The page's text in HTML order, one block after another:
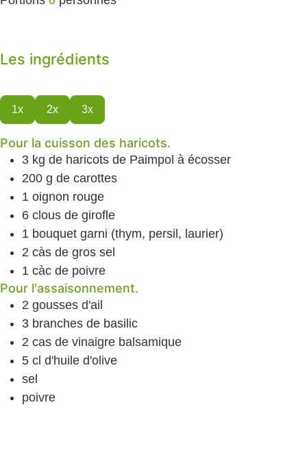
Les ingrédients
1x 2x 3x
Pour la cuisson des haricots.
3 kg de haricots de Paimpol à écosser
200 g de carottes
1 oignon rouge
6 clous de girofle
1 bouquet garni (thym, persil, laurier)
2 càs de gros sel
1 càc de poivre
Pour l'assaisonnement.
2 gousses d'ail
3 branches de basilic
2 cas de vinaigre balsamique
5 cl d'huile d'olive
sel
poivre